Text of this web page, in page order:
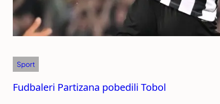
Sport
Fudbaleri Partizana pobedili Tobol